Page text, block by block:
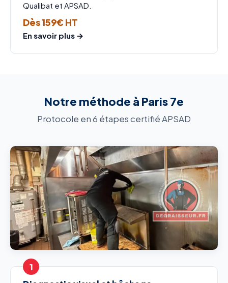
Qualibat et APSAD.
Dès 159€ HT
En savoir plus →
Notre méthode à Paris 7e
Protocole en 6 étapes certifié APSAD